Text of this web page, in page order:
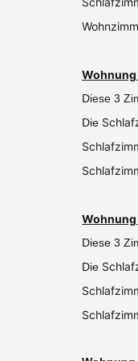
Wohnung
Diese 3
Die
Wohnung
Diese 3
Die